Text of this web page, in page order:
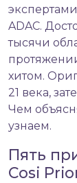
ADAC.
тысячи
хитом.
21 века,
Чем
узнаем.
Пять
Cosi